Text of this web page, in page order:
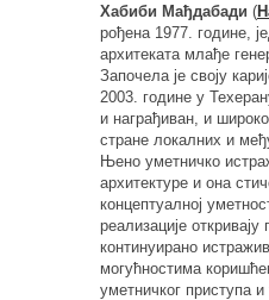
Хабиби Мађдабади (
рођена 1977. године,
архитеката млађе
Започела је своју
2003. године у
и награђиван, и
стране локалних и
Њено уметничко
архитектуре и она
концептуалној
реализације откривају
континуирано
могућностима
уметничког приступа